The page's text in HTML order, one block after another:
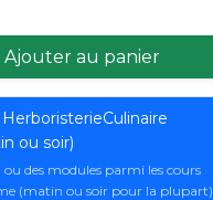
Ajouter au panier
ou soir)
ou des modules parmi les cours
(matin ou soir pour la plupart)